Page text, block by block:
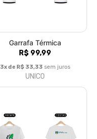
Garrafa Térmica
R$ 99,99
3x de R$ 33,33 sem juros
UNICO